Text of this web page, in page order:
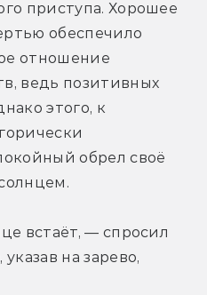
приступа. Хорошее
обеспечило
отношение
ведь позитивных
этого, к
обрел своё
встаёт, — спросил
на зарево,